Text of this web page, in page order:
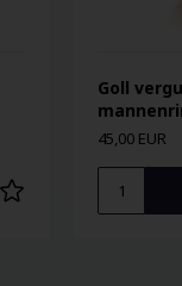
Goll
45,00 EUR